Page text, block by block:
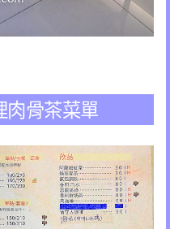
肉骨茶菜單